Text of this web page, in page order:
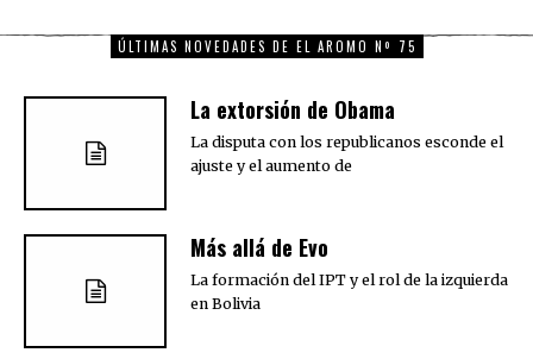
ÚLTIMAS NOVEDADES DE EL AROMO Nº 75
La extorsión de Obama
La disputa con los republicanos esconde el
ajuste y el aumento de
Más allá de Evo
La formación del IPT y el rol de la izquierda
en Bolivia